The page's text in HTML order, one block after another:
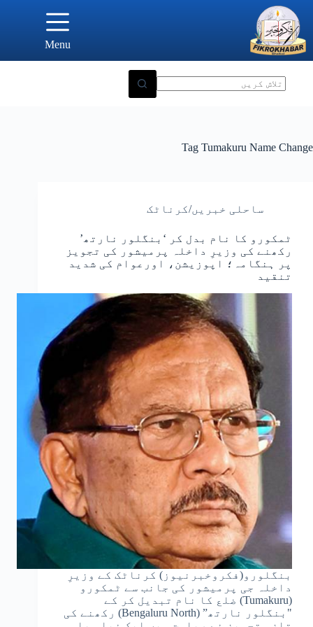
content
Menu
Tag Tumakuru Name Change
ساحلی خبریں/کرناٹک
ٹمکورو کا نام بدل کر ‘بنگلور نارتھ’
رکھنے کی وزیرِ داخلہ پرمیشور کی تجویز
پر ہنگامہ؛ اپوزیشن، اورعوام کی شدید
تنقید
بنگلورو(فکروخبرنیوز) کرناٹک کے وزیرِ
داخلہ جی پرمیشور کی جانب سے ٹمکورو
(Tumakuru) ضلع کا نام تبدیل کر کے
"بنگلور نارتھ” (Bengaluru North) رکھنے کی